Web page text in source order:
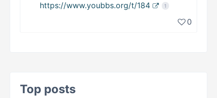
https://www.youbbs.org/t/184
1
0
Top posts